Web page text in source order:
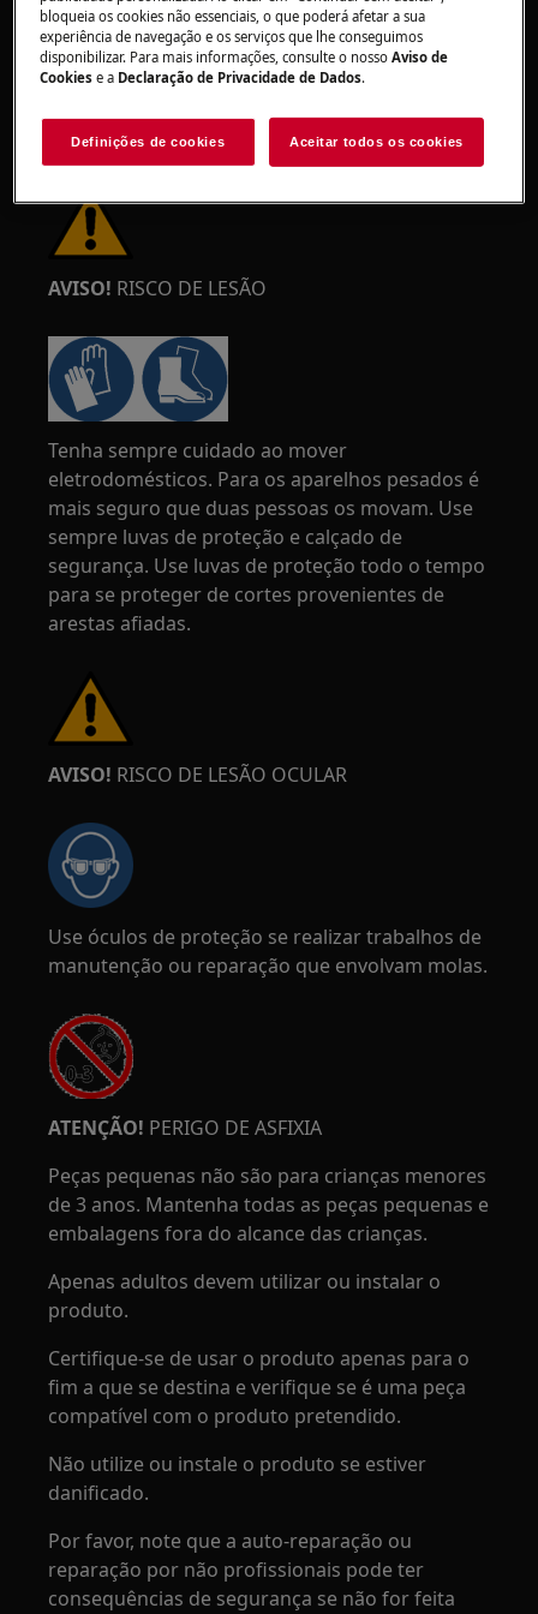
AVISO! RISCO DE LESÃO
Tenha sempre cuidado ao mover
eletrodomésticos. Para os aparelhos pesados é
mais seguro que duas pessoas os movam. Use
sempre luvas de proteção e calçado de
segurança. Use luvas de proteção todo o tempo
para se proteger de cortes provenientes de
arestas afiadas.
AVISO! RISCO DE LESÃO OCULAR
Use óculos de proteção se realizar trabalhos de
manutenção ou reparação que envolvam molas.
ATENÇÃO! PERIGO DE ASFIXIA
Peças pequenas não são para crianças menores
de 3 anos. Mantenha todas as peças pequenas e
embalagens fora do alcance das crianças.
Apenas adultos devem utilizar ou instalar o
produto.
Certifique-se de usar o produto apenas para o
fim a que se destina e verifique se é uma peça
compatível com o produto pretendido.
Não utilize ou instale o produto se estiver
danificado.
Por favor, note que a auto-reparação ou
reparação por não profissionais pode ter
consequências de segurança se não for feita
bloqueia os cookies não essenciais, o que poderá afetar a sua
experiência de navegação e os serviços que lhe conseguimos
disponibilizar. Para mais informações, consulte o nossoAviso de
Cookies e a Declaração de Privacidade de Dados.
Definições de cookies Aceitar todos os cookies